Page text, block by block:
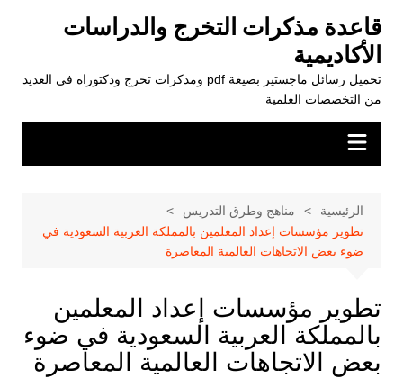
المحتوى
قاعدة مذكرات التخرج والدراسات
الأكاديمية
تحميل رسائل ماجستير بصيغة pdf ومذكرات تخرج ودكتوراه في العديد
من التخصصات العلمية
الرئيسية
مناهج وطرق التدريس
تطوير مؤسسات إعداد المعلمين بالمملكة العربية السعودية في
ضوء بعض الاتجاهات العالمية المعاصرة
تطوير مؤسسات إعداد المعلمين
بالمملكة العربية السعودية في ضوء
بعض الاتجاهات العالمية المعاصرة